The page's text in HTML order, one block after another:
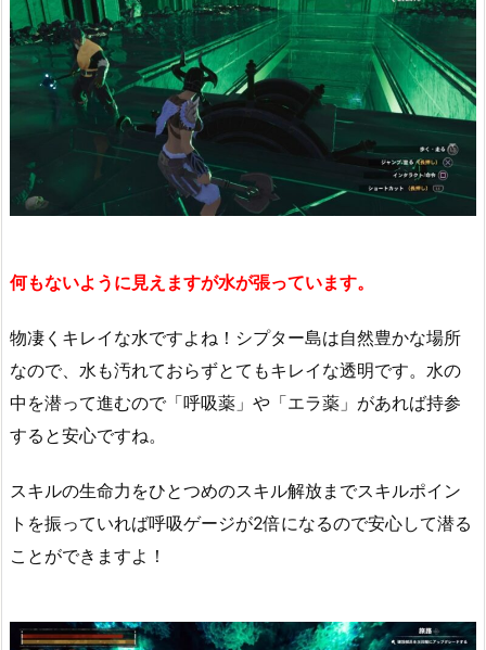
何もないように見えますが水が張っています。
物凄くキレイな水ですよね！シプター島は自然豊かな場所
なので、水も汚れておらずとてもキレイな透明です。水の
中を潜って進むので「呼吸薬」や「エラ薬」があれば持参
すると安心ですね。
スキルの生命力をひとつめのスキル解放までスキルポイン
トを振っていれば呼吸ゲージが2倍になるので安心して潜る
ことができますよ！